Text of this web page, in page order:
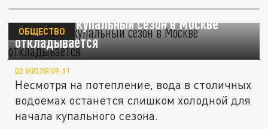
Вильфанд: купальный сезон в Москве
откладывается
ОБЩЕСТВО
02 ИЮЛЯ 09:11
Несмотря на потепление, вода в столичных
водоемах останется слишком холодной для
начала купального сезона.